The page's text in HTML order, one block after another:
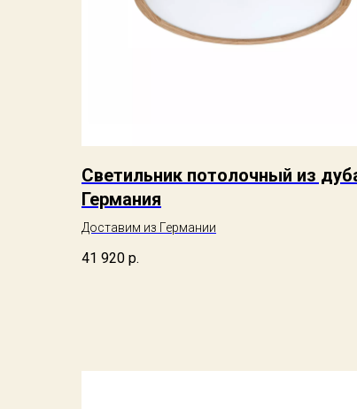
Светильник потолочный из
Германия
Доставим из Германии
41 920 р.